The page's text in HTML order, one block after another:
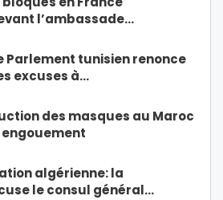
l’ambassade…
Parlement tunisien renonce
excuses à…
des masques au Maroc
algérienne: la
le consul général…